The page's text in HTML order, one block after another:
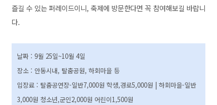
즐길 수 있는 퍼레이드이니, 축제에 방문한다면 꼭 참여해보길 바랍니
다.
날짜 : 9월 25일~10월 4일
장소 : 안동시내, 탈춤공원, 하회마을 등
입장료 : 탈춤공연장-일반7,000원 학생,경로5,000원 | 하회마을-일반
3,000원 청소년,군인2,000원 어린이1,500원